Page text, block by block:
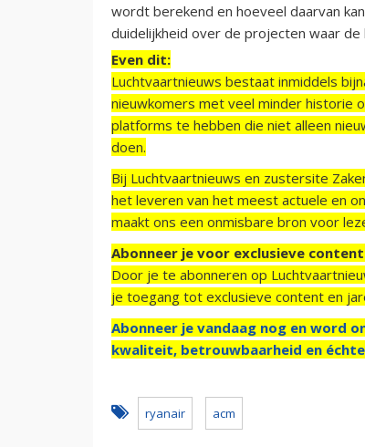
wordt berekend en hoeveel daarvan
duidelijkheid over de projecten waar
Even dit:
Luchtvaartnieuws bestaat inmiddels
nieuwkomers met veel minder historie
platforms te hebben die niet alleen
doen.
Bij Luchtvaartnieuws en zustersite
het leveren van het meest actuele en
maakt ons een onmisbare bron voor
Abonneer je voor exclusieve
Door je te abonneren op
je toegang tot exclusieve content en
Abonneer je vandaag nog en word
kwaliteit, betrouwbaarheid en
ryanair acm